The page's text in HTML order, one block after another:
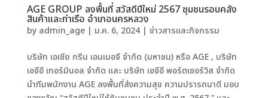
AGE GROUP ลงพื้นที่ สวัสดีปีใหม่ 2567 ชุมชนรอบคลัง
สินค้าและท่าเรือ อำเภอนครหลวง
by admin_age| ม.ค. 6, 2024| ข่าวสารและกิจกรรม
บริษัท เอเชีย กรีน เอนเนอจี จำกัด (มหาชน) หรือ AGE , บริษัท
เอจีอี เทอร์มินอล จำกัด และ บริษัท เอจีอี พอร์ตเซอร์วิส จำกัด
นำทีมพนักงาน AGE ลงพื้นที่ส่งความสุข ความปรารถนาดี มอบ